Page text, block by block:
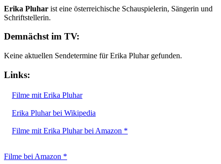
Erika Pluhar ist eine österreichische Schauspielerin, Sängerin und
Schriftstellerin.
Demnächst im TV:
Keine aktuellen Sendetermine für Erika Pluhar gefunden.
Links:
Filme mit Erika Pluhar
Erika Pluhar bei Wikipedia
Filme mit Erika Pluhar bei Amazon *
Filme bei Amazon *